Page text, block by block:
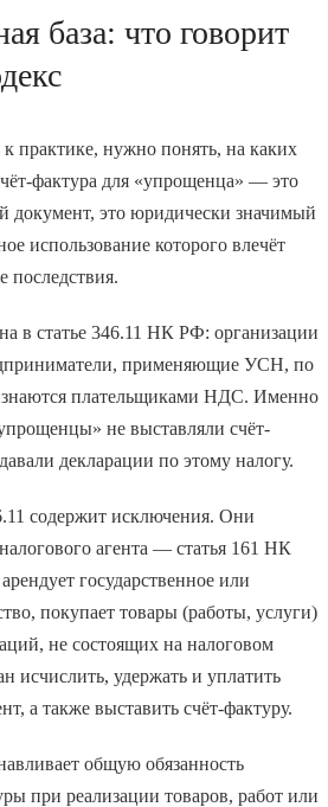
база: что говорит
практике, нужно понять, на каких
фактура для «упрощенца» — это
документ, это юридически значимый
использование которого влечёт
последствия.
в статье 346.11 НК РФ: организации
применяющие УСН, по
плательщиками НДС. Именно
не выставляли счёт-
декларации по этому налогу.
содержит исключения. Они
агента — статья 161 НК
государственное или
покупает товары (работы, услуги)
не состоящих на налоговом
исчислить, удержать и уплатить
а также выставить счёт-фактуру.
общую обязанность
при реализации товаров, работ или